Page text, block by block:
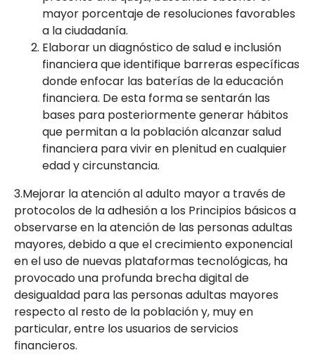
mayor porcentaje de resoluciones favorables
a la ciudadanía.
Elaborar un diagnóstico de salud e inclusión
financiera que identifique barreras específicas
donde enfocar las baterías de la educación
financiera. De esta forma se sentarán las
bases para posteriormente generar hábitos
que permitan a la población alcanzar salud
financiera para vivir en plenitud en cualquier
edad y circunstancia.
3.Mejorar la atención al adulto mayor a través de
protocolos de la adhesión a los Principios básicos a
observarse en la atención de las personas adultas
mayores, debido a que el crecimiento exponencial
en el uso de nuevas plataformas tecnológicas, ha
provocado una profunda brecha digital de
desigualdad para las personas adultas mayores
respecto al resto de la población y, muy en
particular, entre los usuarios de servicios
financieros.